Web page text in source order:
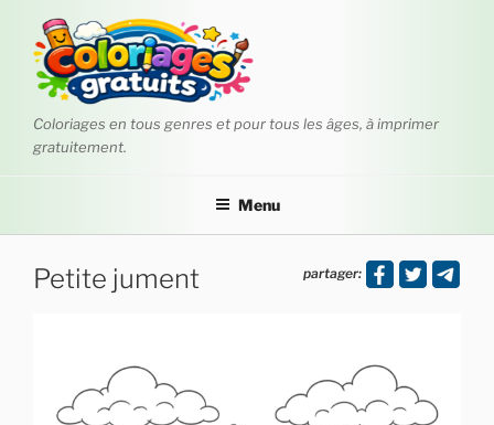
contenu
principal
Coloriages en tous genres et pour tous les âges, à imprimer
gratuitement.
Menu
Petite jument partager: